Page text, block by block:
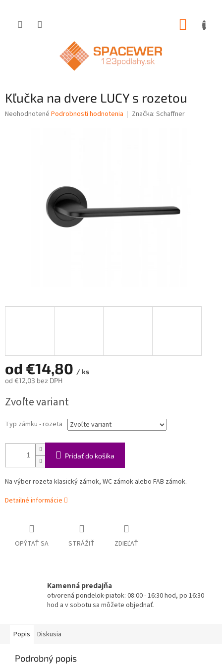
Kľučka na dvere LUCY s rozetou
Priemerné
Neohodnotené Podrobnosti hodnotenia Značka: Schaffner
od €14,80 / ks
od €12,03 bez DPH
cena:
Zvoľte variant
Typ zámku - rozeta
Pridať do košíka
Na výber rozeta klasický zámok, WC zámok alebo FAB zámok.
Detailné informácie
OPÝTAŤ SA STRÁŽIŤ ZDIEĽAŤ
Kamenná predajňa
otvorená pondelok-piatok: 08:00 - 16:30 hod, po 16:30
hod a v sobotu sa môžete objednať.
Popis Diskusia
Podrobný popis